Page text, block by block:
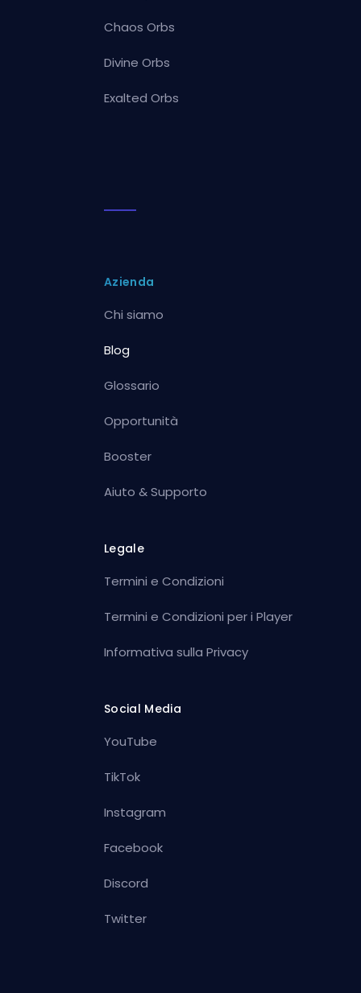
Chaos Orbs
Divine Orbs
Exalted Orbs
Azienda
Chi siamo
Blog
Glossario
Opportunità
Booster
Aiuto & Supporto
Legale
Termini e Condizioni
Termini e Condizioni per i Player
Informativa sulla Privacy
Social Media
YouTube
TikTok
Instagram
Facebook
Discord
Twitter